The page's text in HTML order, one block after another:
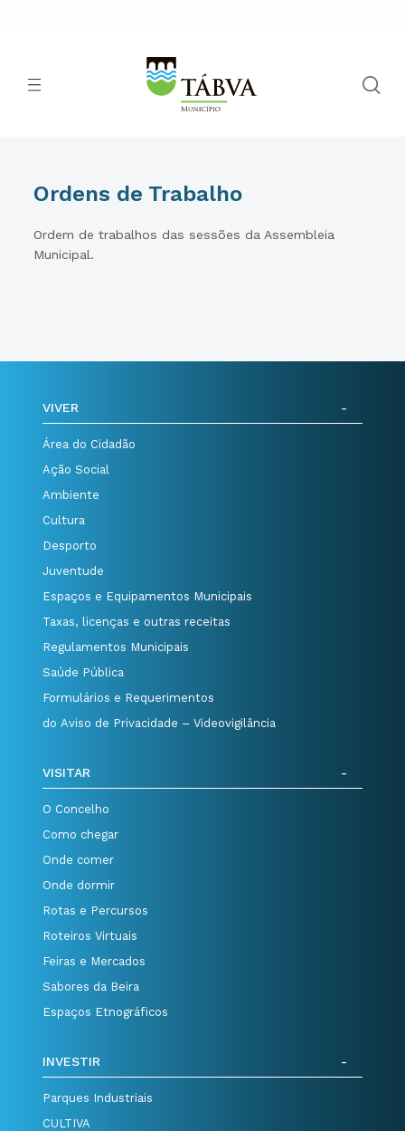
Ordens de Trabalho
Ordem de trabalhos das sessões da Assembleia
Municipal.
VIVER
Área do Cidadão
Ação Social
Ambiente
Cultura
Desporto
Juventude
Espaços e Equipamentos Municipais
Taxas, licenças e outras receitas
Regulamentos Municipais
Saúde Pública
Formulários e Requerimentos
do Aviso de Privacidade – Videovigilância
VISITAR
O Concelho
Como chegar
Onde comer
Onde dormir
Rotas e Percursos
Roteiros Virtuais
Feiras e Mercados
Sabores da Beira
Espaços Etnográficos
INVESTIR
Parques Industriais
CULTIVA